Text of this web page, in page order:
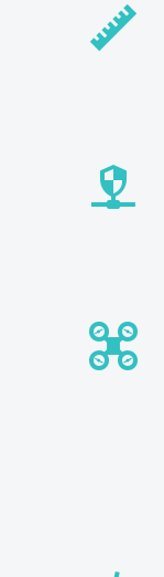





